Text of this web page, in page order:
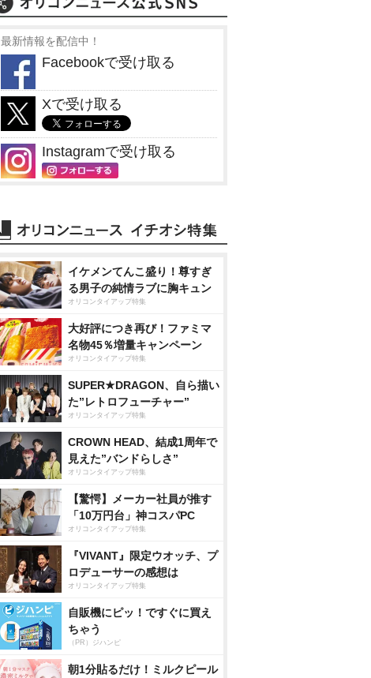
最新情報を配信中！
Facebookで受け取る
Xで受け取る
Instagramで受け取る
イケメンてんこ盛り！尊すぎ
る男子の純情ラブに胸キュン
オリコンタイアップ特集
大好評につき再び！ファミマ
名物45％増量キャンペーン
オリコンタイアップ特集
SUPER★DRAGON、自ら描い
た”レトロフューチャー”
オリコンタイアップ特集
CROWN HEAD、結成1周年で
見えた”バンドらしさ”
オリコンタイアップ特集
【驚愕】メーカー社員が推す
「10万円台」神コスパPC
オリコンタイアップ特集
『VIVANT』限定ウオッチ、プ
ロデューサーの感想は
オリコンタイアップ特集
自販機にピッ！ですぐに買え
ちゃう
（PR）ジハンピ
朝1分貼るだけ！ミルクピール